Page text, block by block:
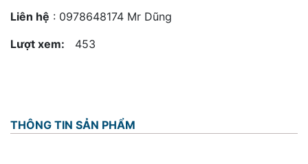
Liên hệ : 0978648174 Mr Dũng
Lượt xem:
453
THÔNG TIN SẢN PHẨM